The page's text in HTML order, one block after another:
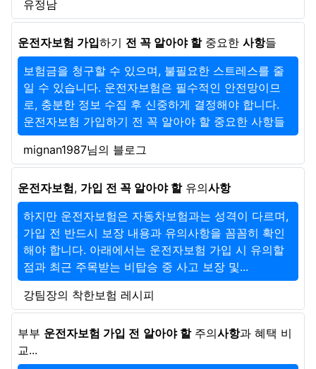
유정남
운전자보험 가입하기 전 꼭 알아야 할중요한 사항들
보험금을 청구할 수 있으며, 불필요한 스트레스를 줄
일 수 있습니다. 운전자보험은 필수적인 안전망이므
로, 충분한 정보 수집 후 신중하게 결정해야 합니다.
운전자보험 가입하기 전 꼭 알아야 할 중요한 사항들
mignan1987님의 블로그
운전자보험, 가입 전 꼭 알아야 할유의사항
하지만 운전자보험은 자동차보험과는 성격이 다르며,
가입 전 반드시 보장 내용과 유의사항을 꼼꼼히 확인
해야 합니다. 아래에서는 운전자보험 가입 시 유의할
점과 최근 주목받는 비탑승 중 사고 보장 및...
강팀장의 착한보험 레시피
부부 운전자보험 가입 전 알아야 할주의사항과 혜택 비
교...